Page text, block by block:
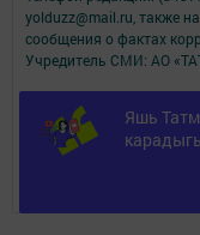
Яшь
yolduzz@mail.ru, также
сообщения о фактах
Учредитель СМИ: АО
Антикоррупционная
АО «ТАТМЕДИА»
удобства
Использование
Политика